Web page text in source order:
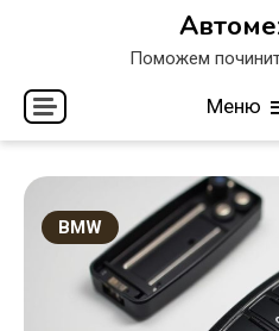
Поможем
Меню
BMW